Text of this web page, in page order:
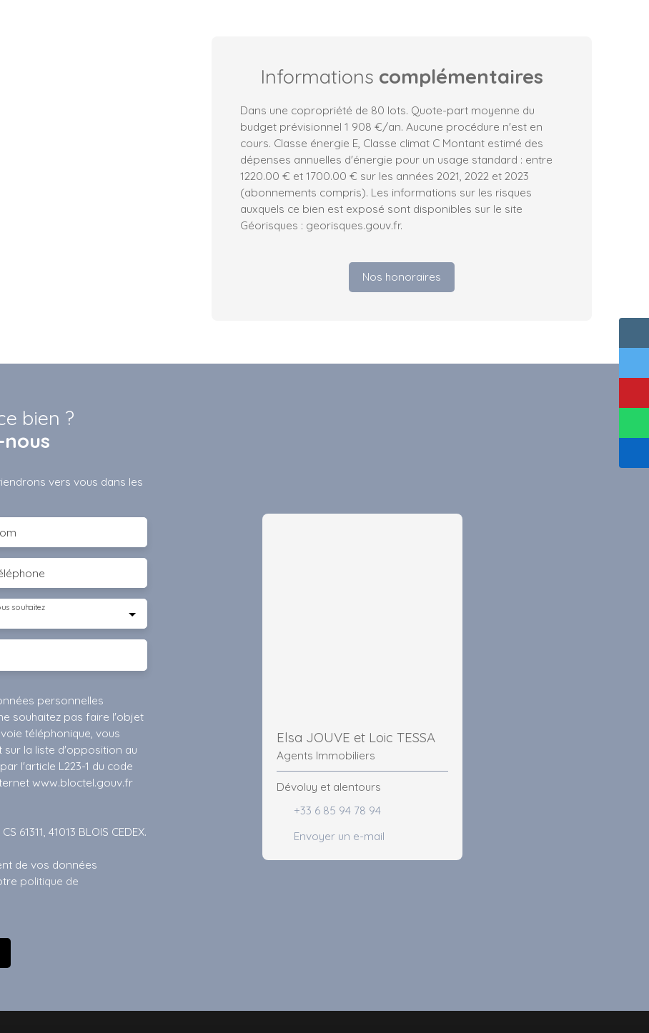
Informations complémentaires
Dans une copropriété de 80 lots. Quote-part moyenne du
budget prévisionnel 1 908 €/an. Aucune procédure n'est en
cours. Classe énergie E, Classe climat C Montant estimé des
dépenses annuelles d'énergie pour un usage standard : entre
1220.00 € et 1700.00 € sur les années 2021, 2022 et 2023
(abonnements compris). Les informations sur les risques
auxquels ce bien est exposé sont disponibles sur le site
Géorisques : georisques.gouv.fr.
Nos honoraires
bien ?
vers vous dans les
souhaitez
personnelles
souhaitez pas faire l'objet
téléphonique, vous
la liste d'opposition au
l'article L223-1 du code
www.bloctel.gouv.fr
61311, 41013 BLOIS CEDEX.
de vos données
politique de
Elsa JOUVE et Loic TESSA
Agents Immobiliers
Dévoluy et alentours
+33 6 85 94 78 94
Envoyer un e-mail